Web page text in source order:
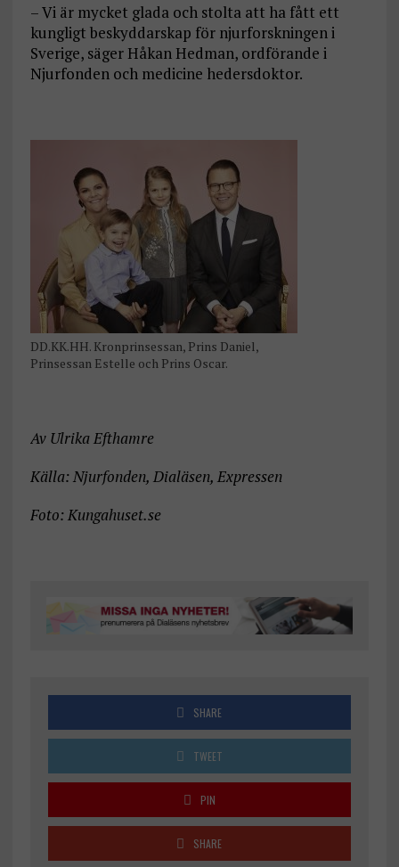
– Vi är mycket glada och stolta att ha fått ett
kungligt beskyddarskap för njurforskningen i
Sverige, säger Håkan Hedman, ordförande i
Njurfonden och medicine hedersdoktor.
DD.KK.HH. Kronprinsessan, Prins Daniel,
Prinsessan Estelle och Prins Oscar.
Av Ulrika Efthamre
Källa: Njurfonden, Dialäsen, Expressen
Foto: Kungahuset.se
SHARE
TWEET
PIN
SHARE